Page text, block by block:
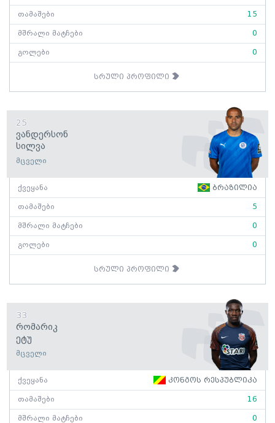
თამაშები 15
მშრალი მატჩები 0
გოლები 0
სრული პროფილი
25
Ვანდერსონ
Სილვა
მცველი
ქვეყანა ბრაზილია
თამაშები 5
მშრალი მატჩები 0
გოლები 0
სრული პროფილი
33
Რომარიკ
Ეტუ
მცველი
ქვეყანა კონგოს რესპუბლიკა
თამაშები 16
მშრალი მატჩები 0